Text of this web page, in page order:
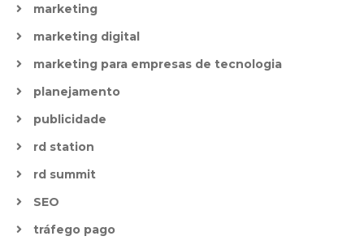
marketing
marketing digital
marketing para empresas de tecnologia
planejamento
publicidade
rd station
rd summit
SEO
tráfego pago